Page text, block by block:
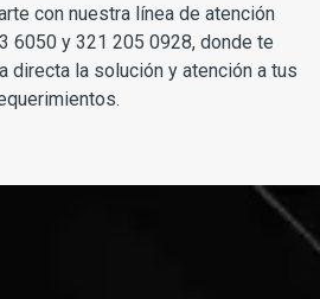
con nuestra línea de atención
6050 y 321 205 0928, donde te
directa la solución y atención a tus